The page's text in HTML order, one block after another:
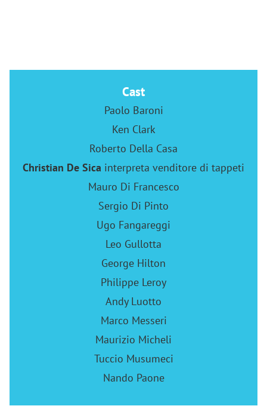
Cast
Paolo Baroni
Ken Clark
Roberto Della Casa
Christian De Sica interpreta venditore di tappeti
Mauro Di Francesco
Sergio Di Pinto
Ugo Fangareggi
Leo Gullotta
George Hilton
Philippe Leroy
Andy Luotto
Marco Messeri
Maurizio Micheli
Tuccio Musumeci
Nando Paone